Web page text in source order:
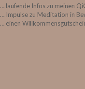
… laufende Infos zu meinen
… Impulse zu Meditation in
… einen